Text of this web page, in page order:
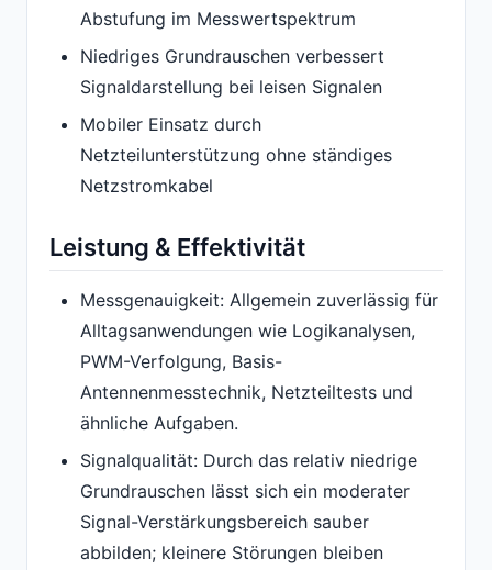
Abstufung im Messwertspektrum
Niedriges Grundrauschen verbessert
Signaldarstellung bei leisen Signalen
Mobiler Einsatz durch
Netzteilunterstützung ohne ständiges
Netzstromkabel
Leistung & Effektivität
Messgenauigkeit: Allgemein zuverlässig für
Alltagsanwendungen wie Logikanalysen,
PWM-Verfolgung, Basis-
Antennenmesstechnik, Netzteiltests und
ähnliche Aufgaben.
Signalqualität: Durch das relativ niedrige
Grundrauschen lässt sich ein moderater
Signal-Verstärkungsbereich sauber
abbilden; kleinere Störungen bleiben